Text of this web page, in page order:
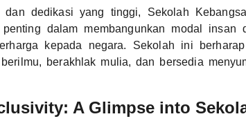
dan dedikasi yang tinggi, Sekolah
penting dalam membangunkan modal insan
kepada negara. Sekolah ini
berakhlak mulia, dan bersedia
A Glimpse into